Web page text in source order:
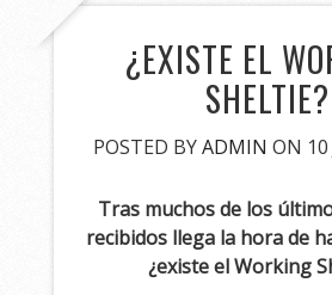
¿EXISTE EL
SHELTIE?
POSTED BYADMIN ON
Tras muchos de los
recibidos llega la hora de
¿existe el Working